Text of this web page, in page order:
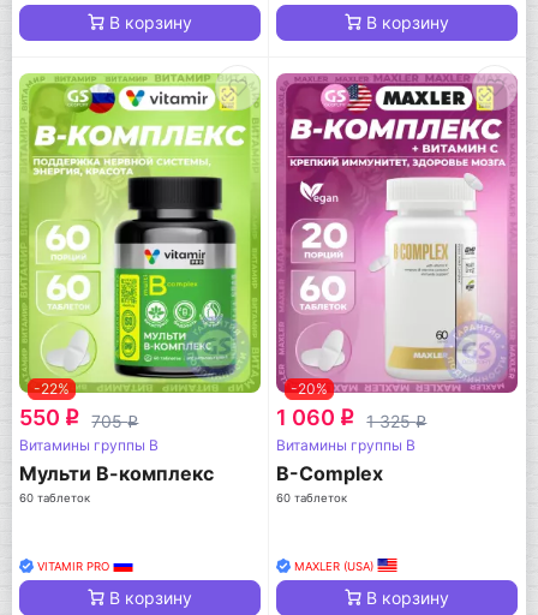
В корзину В корзину
-22%
550 q 705q
Витамины группы B
Мульти В-комплекс
60 таблеток
VITAMIR PRO
В корзину
-20%
1 060 q 1 325q
Витамины группы B
B-Complex
60 таблеток
MAXLER (USA)
В корзину